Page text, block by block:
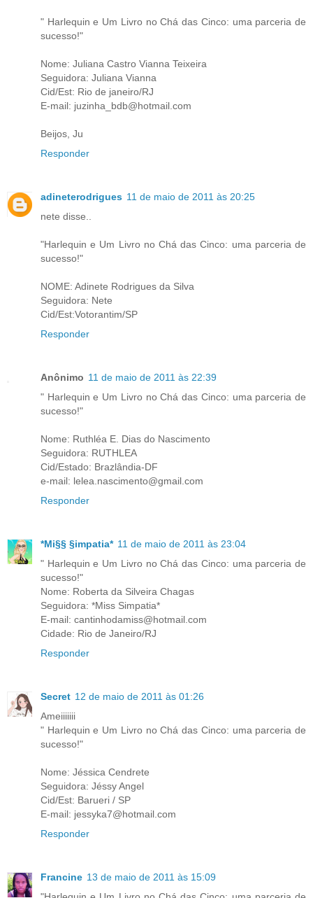
" Harlequin e Um Livro no Chá das Cinco: uma parceria de
sucesso!"
Nome: Juliana Castro Vianna Teixeira
Seguidora: Juliana Vianna
Cid/Est: Rio de janeiro/RJ
E-mail: juzinha_bdb@hotmail.com
Beijos, Ju
Responder
adineterodrigues 11 de maio de 2011 às 20:25
nete disse..
"Harlequin e Um Livro no Chá das Cinco: uma parceria de
sucesso!"
NOME: Adinete Rodrigues da Silva
Seguidora: Nete
Cid/Est:Votorantim/SP
Responder
Anônimo 11 de maio de 2011 às 22:39
" Harlequin e Um Livro no Chá das Cinco: uma parceria de
sucesso!"
Nome: Ruthléa E. Dias do Nascimento
Seguidora: RUTHLEA
Cid/Estado: Brazlândia-DF
e-mail: lelea.nascimento@gmail.com
Responder
*Mi§§ §impatia* 11 de maio de 2011 às 23:04
" Harlequin e Um Livro no Chá das Cinco: uma parceria de
sucesso!"
Nome: Roberta da Silveira Chagas
Seguidora: *Miss Simpatia*
E-mail: cantinhodamiss@hotmail.com
Cidade: Rio de Janeiro/RJ
Responder
Secret 12 de maio de 2011 às 01:26
Ameiiiiiii
" Harlequin e Um Livro no Chá das Cinco: uma parceria de
sucesso!"
Nome: Jéssica Cendrete
Seguidora: Jéssy Angel
Cid/Est: Barueri / SP
E-mail: jessyka7@hotmail.com
Responder
Francine 13 de maio de 2011 às 15:09